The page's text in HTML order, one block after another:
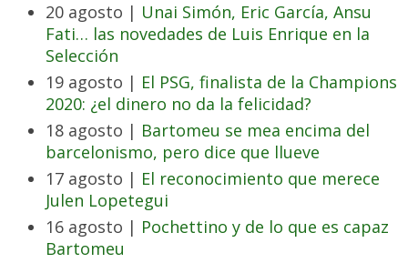
20 agosto | Unai Simón, Eric García, Ansu
Fati… las novedades de Luis Enrique en la
Selección
19 agosto | El PSG, finalista de la Champions
2020: ¿el dinero no da la felicidad?
18 agosto | Bartomeu se mea encima del
barcelonismo, pero dice que llueve
17 agosto | El reconocimiento que merece
Julen Lopetegui
16 agosto | Pochettino y de lo que es capaz
Bartomeu